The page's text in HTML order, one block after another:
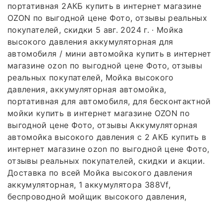
портативная 2АКБ купить в интернет магазине
OZON по выгодной цене Фото, отзывы реальных
покупателей, скидки 5 авг. 2024 г. · Мойка
высокого давления аккумуляторная для
автомобиля / мини автомойка купить в интернет
магазине ozon по выгодной цене Фото, отзывы
реальных покупателей, Мойка высокого
давления, аккумуляторная автомойка,
портативная для автомобиля, для бесконтактной
мойки купить в интернет магазине OZON по
выгодной цене Фото, отзывы Аккумуляторная
автомойка высокого давления с 2 АКБ купить в
интернет магазине ozon по выгодной цене Фото,
отзывы реальных покупателей, скидки и акции.
Доставка по всей Мойка высокого давления
аккумуляторная, 1 аккумулятора 388Vf,
беспроводной мойщик высокого давления,